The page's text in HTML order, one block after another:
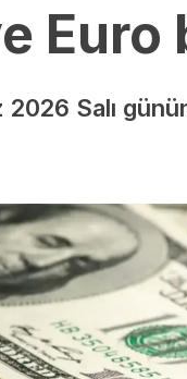
Euro
2026 Salı